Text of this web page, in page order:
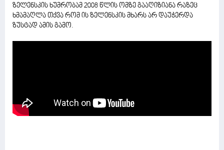
ზელენსკის ხუმრობამ 2008 წლის ომზე გააღიზიანა რაზეც
ხმამაღლა თქვა რომ ის ზელენსკის მხარს არ დაუჭერდა
ზუსტად ამის გამო.